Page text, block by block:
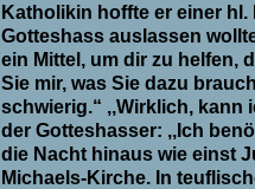
Katholikin hoffte er einer
Gotteshass auslassen
ein Mittel, um dir zu helfen,
Sie mir, was Sie dazu
schwierig.“ ,,Wirklich, kann
der Gotteshasser: ,,Ich
die Nacht hinaus wie einst
Michaels-Kirche. In